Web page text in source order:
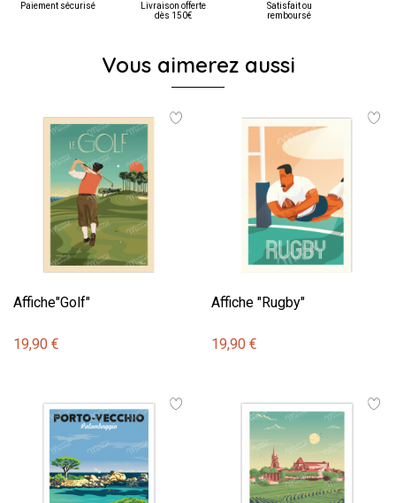
Paiement sécurisé
Livraison offerte
dès 150€
Satisfait ou
remboursé
Vous aimerez aussi
Affiche"Golf"
19,90 €
Affiche "Rugby"
19,90 €